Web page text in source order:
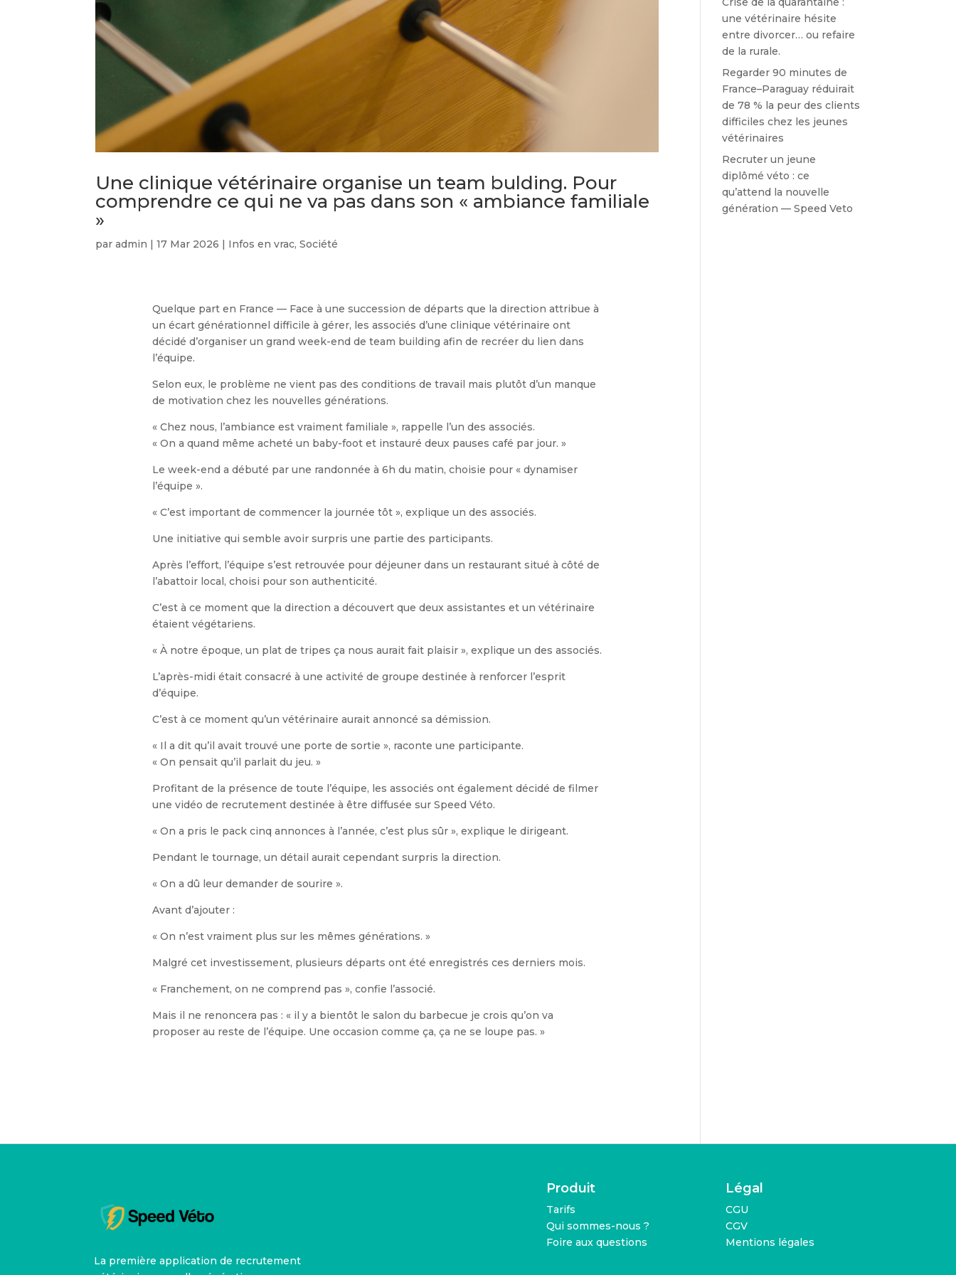
Une clinique vétérinaire organise un team bulding. Pour
comprendre ce qui ne va pas dans son « ambiance familiale
»
paradmin |17 Mar 2026 | Infos en vrac,Société
Quelque part en France — Face à une succession de départs que la direction attribue à
un écart générationnel difficile à gérer, les associés d’une clinique vétérinaire ont
décidé d’organiser un grand week-end de team building afin de recréer du lien dans
l’équipe.
Selon eux, le problème ne vient pas des conditions de travail mais plutôt d’un manque
de motivation chez les nouvelles générations.
« Chez nous, l’ambiance est vraiment familiale », rappelle l’un des associés.
« On a quand même acheté un baby-foot et instauré deux pauses café par jour. »
Le week-end a débuté par une randonnée à 6h du matin, choisie pour « dynamiser
l’équipe ».
« C’est important de commencer la journée tôt », explique un des associés.
Une initiative qui semble avoir surpris une partie des participants.
Après l’effort, l’équipe s’est retrouvée pour déjeuner dans un restaurant situé à côté de
l’abattoir local, choisi pour son authenticité.
C’est à ce moment que la direction a découvert que deux assistantes et un vétérinaire
étaient végétariens.
« À notre époque, un plat de tripes ça nous aurait fait plaisir », explique un des associés.
L’après-midi était consacré à une activité de groupe destinée à renforcer l’esprit
d’équipe.
C’est à ce moment qu’un vétérinaire aurait annoncé sa démission.
« Il a dit qu’il avait trouvé une porte de sortie », raconte une participante.
« On pensait qu’il parlait du jeu. »
Profitant de la présence de toute l’équipe, les associés ont également décidé de filmer
une vidéo de recrutement destinée à être diffusée sur Speed Véto.
« On a pris le pack cinq annonces à l’année, c’est plus sûr », explique le dirigeant.
Pendant le tournage, un détail aurait cependant surpris la direction.
« On a dû leur demander de sourire ».
Avant d’ajouter :
« On n’est vraiment plus sur les mêmes générations. »
Malgré cet investissement, plusieurs départs ont été enregistrés ces derniers mois.
« Franchement, on ne comprend pas », confie l’associé.
Mais il ne renoncera pas : « il y a bientôt le salon du barbecue je crois qu’on va
proposer au reste de l’équipe. Une occasion comme ça, ça ne se loupe pas. »
une vétérinaire hésite
entre divorcer… ou refaire
de la rurale.
Regarder 90 minutes de
France–Paraguay réduirait
de 78 % la peur des clients
difficiles chez les jeunes
vétérinaires
Recruter un jeune
diplômé véto : ce
qu’attend la nouvelle
génération — Speed Veto
La première application de recrutement
Produit
Tarifs
Qui sommes-nous ?
Foire aux questions
Légal
CGU
CGV
Mentions légales